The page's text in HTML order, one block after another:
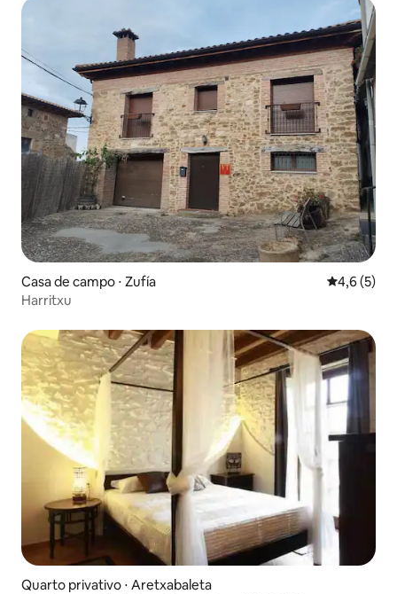
Casa de campo ⋅ Zufía 4,6 de
4,6 (5)
Harritxu
Quarto privativo ⋅ Aretxabaleta